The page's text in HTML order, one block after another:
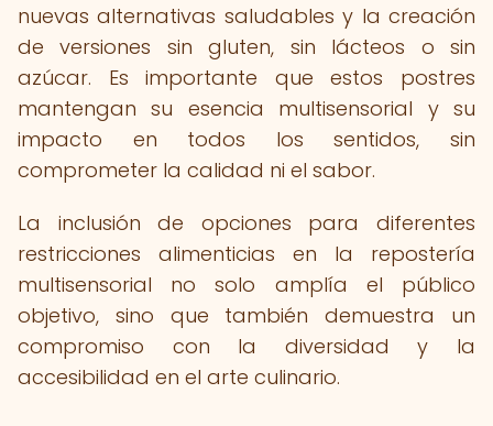
nuevas alternativas saludables y la creación
de versiones sin gluten, sin lácteos o sin
azúcar. Es importante que estos postres
mantengan su esencia multisensorial y su
impacto en todos los sentidos, sin
comprometer la calidad ni el sabor.
La inclusión de opciones para diferentes
restricciones alimenticias en la repostería
multisensorial no solo amplía el público
objetivo, sino que también demuestra un
compromiso con la diversidad y la
accesibilidad en el arte culinario.